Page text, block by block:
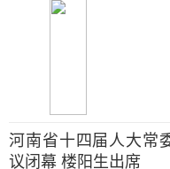
河南省十四届人大常
议闭幕 楼阳生出席